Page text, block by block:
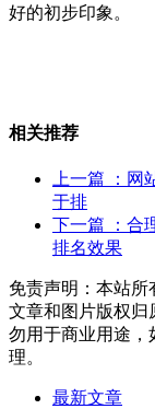
好的初步印象。
相关推荐
上一篇
：网
于排
下一篇
：合
排名效果
免责声明：本站所
文章和图片版权归
勿用于商业用途，
理。
最新文章